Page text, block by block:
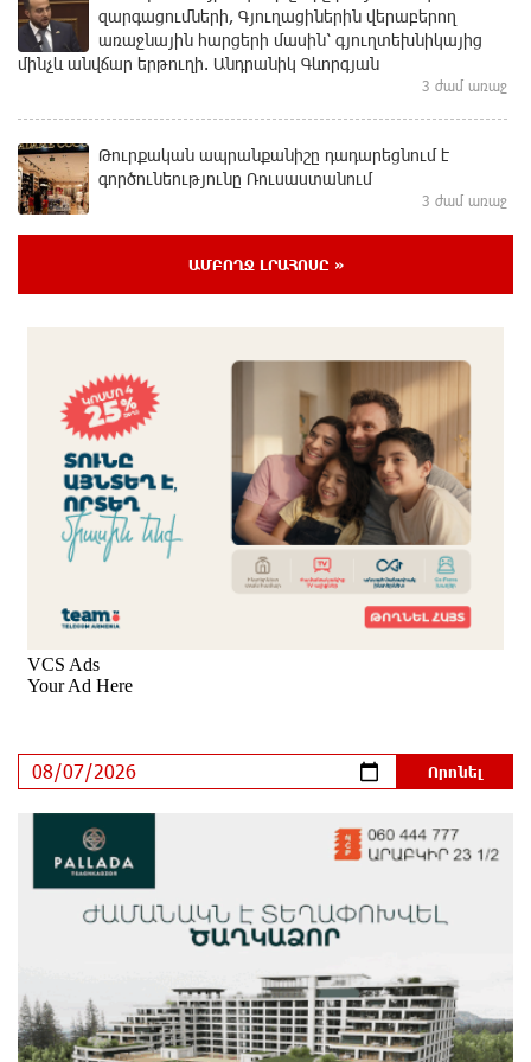
զարգացումների, Գյուղացիներին վերաբերող
առաջնային հարցերի մասին՝ գյուղտեխնիկայից
մինչև անվճար երթուղի. Անդրանիկ Գևորգյան
3 ժամ առաջ
Թուրքական ապրանքանիշը դադարեցնում է
գործունեությունը Ռուսաստանում
3 ժամ առաջ
Դանակահարություն՝ Մասիսի
գազալցակայաններից մեկի մոտ. կասկածյալը
Դատական նիստից հետո Մայր Տաճարում
Վեհափառ Հայրապետը աղոթք է հնչեցնում
ժողովրդի հետ
3 ժամ առաջ
Վեհափառի հանդեպ տիտանական ապօրինություն
կա, անասելի ցավ եմ զգում. Վարդևանյան
Արժանապատիվ դատավորը ինքնաբացարկ
հայտնեց և հրաժարվեց քննել գործն ու դատել
Նարեկ Կարապետյանը` Կաթողիկոսին հեռացնել
փորձելու մասին
2 ժամ առաջ
«ՀայաՔվեն» կանգնած է Հայ առաքելական
եկեղեցու պաշտպանության առաջնագծում. մաս 3
2 ժամ առաջ
Վարչապետ լինել, չի նշանակում ինչ ուզել անել
ԱՄԲՈՂՋ ԼՐԱՀՈՍԸ »